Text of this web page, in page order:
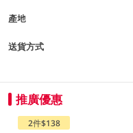
產地
送貨方式
推廣優惠
2件$138